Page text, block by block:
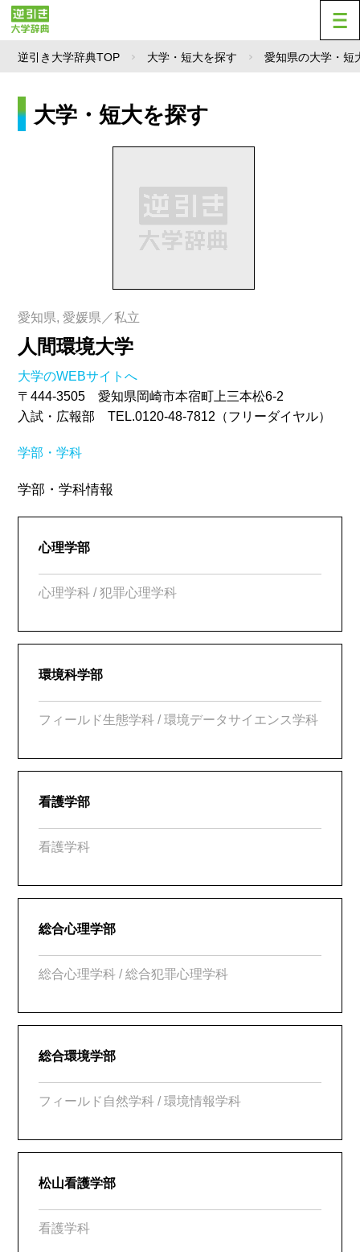
逆引き大学辞典TOP 大学・短大を探す 愛知県の大学・短
大学・短大を探す
愛知県, 愛媛県／私立
人間環境大学
大学のWEBサイトへ
〒444-3505 愛知県岡崎市本宿町上三本松6-2
入試・広報部 TEL.0120-48-7812（フリーダイヤル）
学部・学科
学部・学科情報
心理学部
心理学科 / 犯罪心理学科
環境科学部
フィールド生態学科 / 環境データサイエンス学科
看護学部
看護学科
総合心理学部
総合心理学科 / 総合犯罪心理学科
総合環境学部
フィールド自然学科 / 環境情報学科
松山看護学部
看護学科